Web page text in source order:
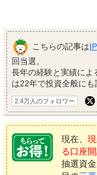
こちらの記事は
回当選。
長年の経験と実績によ
は22年で投資全般にも
2.4万人のフォロワー
現在、
る口座
抽選資